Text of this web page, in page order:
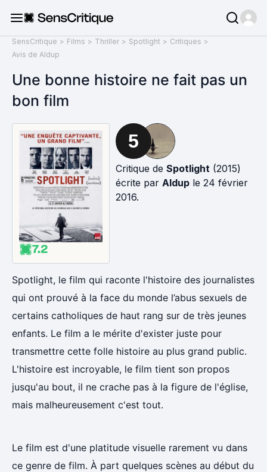
SensCritique > Films > Thriller > Spotlight > Critiques >
Avis de Aldup
Une bonne histoire ne fait pas un
bon film
7.2
5
Critique de Spotlight (2015)
écrite par Aldup le 24 février
2016.
Spotlight, le film qui raconte l'histoire des journalistes
qui ont prouvé à la face du monde l’abus sexuels de
certains catholiques de haut rang sur de très jeunes
enfants. Le film a le mérite d'exister juste pour
transmettre cette folle histoire au plus grand public.
L'histoire est incroyable, le film tient son propos
jusqu'au bout, il ne crache pas à la figure de l'église,
mais malheureusement c'est tout.
Le film est d'une platitude visuelle rarement vu dans
ce genre de film. À part quelques scènes au début du